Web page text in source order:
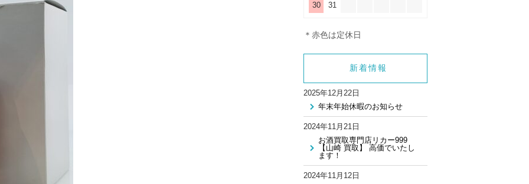
30
31
＊赤色は定休日
新着情報
2025年12月22日
年末年始休暇のお知らせ
2024年11月21日
お酒買取専門店リカー999
【山崎 買取】 高価でいたし
ます！
2024年11月12日